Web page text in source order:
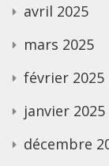
avril 2025
mars 2025
février 2025
janvier 2025
décembre